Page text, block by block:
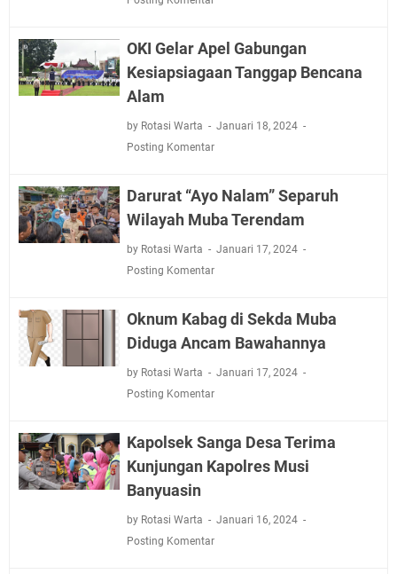
OKI Gelar Apel Gabungan
Kesiapsiagaan Tanggap Bencana
Alam
by Rotasi Warta
Januari 18, 2024
Posting Komentar
Darurat “Ayo Nalam” Separuh
Wilayah Muba Terendam
by Rotasi Warta
Januari 17, 2024
Posting Komentar
Oknum Kabag di Sekda Muba
Diduga Ancam Bawahannya
by Rotasi Warta
Januari 17, 2024
Posting Komentar
Kapolsek Sanga Desa Terima
Kunjungan Kapolres Musi
Banyuasin
by Rotasi Warta
Januari 16, 2024
Posting Komentar